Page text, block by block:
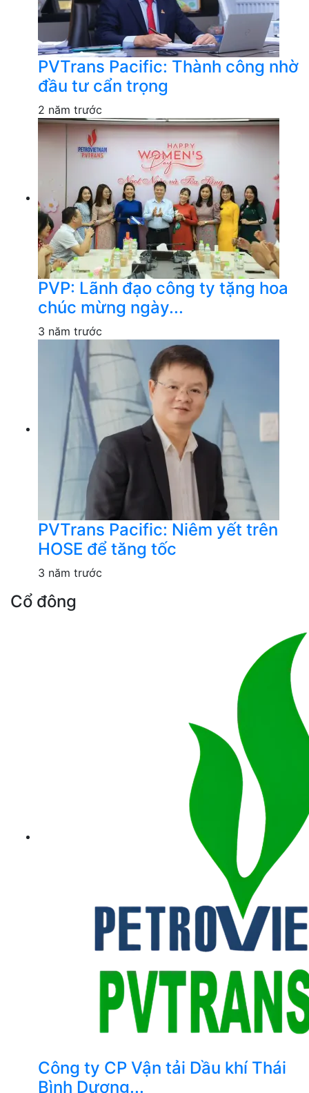
PVTrans Pacific: Thành công nhờ
đầu tư cẩn trọng
2 năm trước
PVP: Lãnh đạo công ty tặng hoa
chúc mừng ngày...
3 năm trước
PVTrans Pacific: Niêm yết trên
HOSE để tăng tốc
3 năm trước
Cổ đông
Công ty CP Vận tải Dầu khí Thái
Bình Dương...